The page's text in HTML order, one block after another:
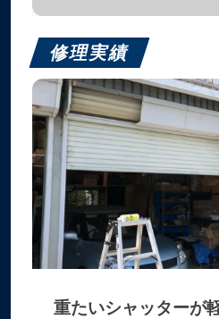
修理実績
重たいシャッターが